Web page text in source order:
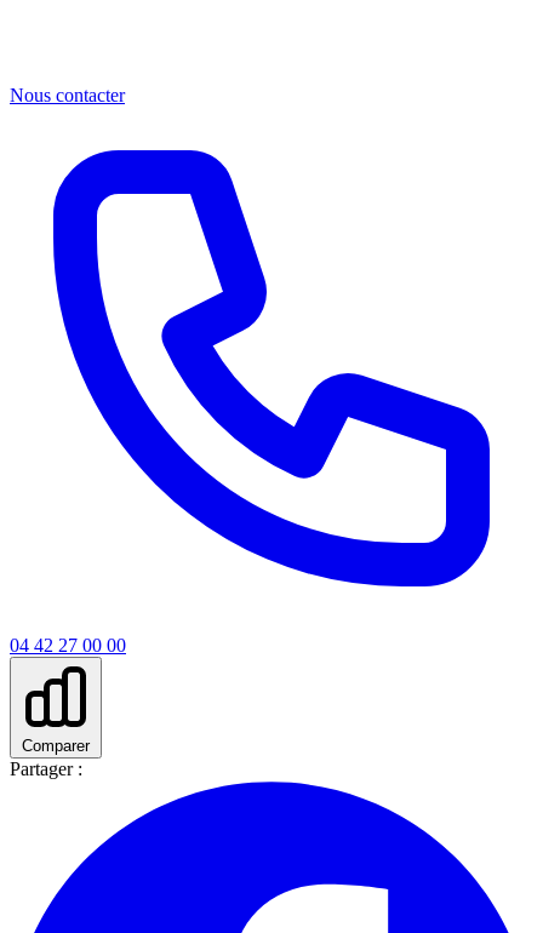
Nous contacter
04 42 27 00 00
Comparer
Partager :